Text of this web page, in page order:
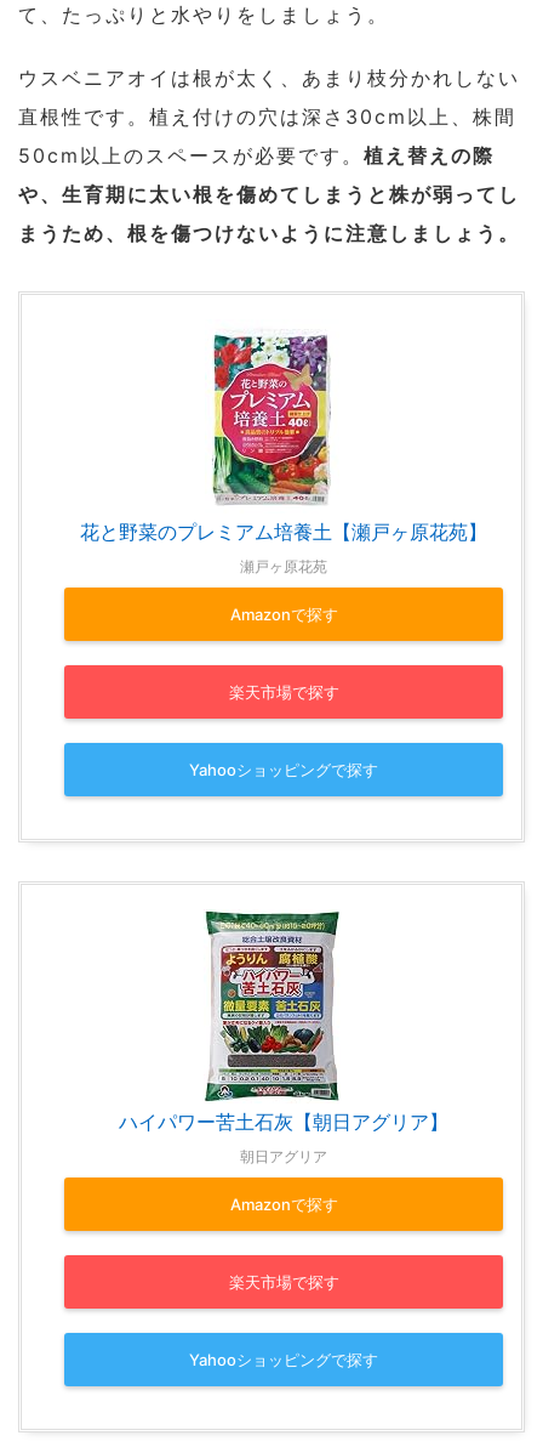
て、たっぷりと水やりをしましょう。
ウスベニアオイは根が太く、あまり枝分かれしない
直根性です。植え付けの穴は深さ30cm以上、株間
50cm以上のスペースが必要です。 植え替えの際
や、生育期に太い根を傷めてしまうと株が弱ってし
まうため、根を傷つけないように注意しましょう。
花と野菜のプレミアム培養土【瀬戸ヶ原花苑】
瀬戸ヶ原花苑
Amazonで探す
楽天市場で探す
Yahooショッピングで探す
ハイパワー苦土石灰【朝日アグリア】
朝日アグリア
Amazonで探す
楽天市場で探す
Yahooショッピングで探す